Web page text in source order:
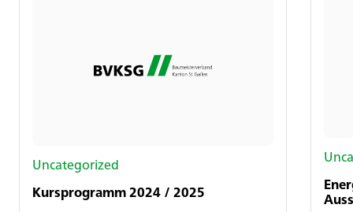
Uncategorized
Kursprogramm 2024 / 2025